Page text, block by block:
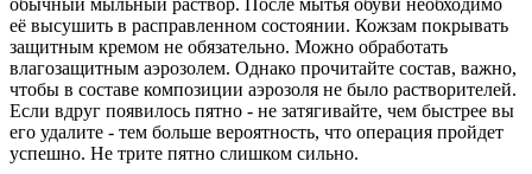
её высушить в расправленном состоянии. Кожзам покрывать
защитным кремом не обязательно. Можно обработать
влагозащитным аэрозолем. Однако прочитайте состав, важно,
чтобы в составе композиции аэрозоля не было растворителей.
Если вдруг появилось пятно - не затягивайте, чем быстрее вы
его удалите - тем больше вероятность, что операция пройдет
успешно. Не трите пятно слишком сильно.